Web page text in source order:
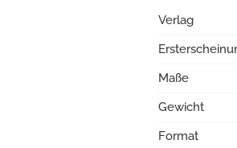
Verlag
Maße
Gewicht
Format